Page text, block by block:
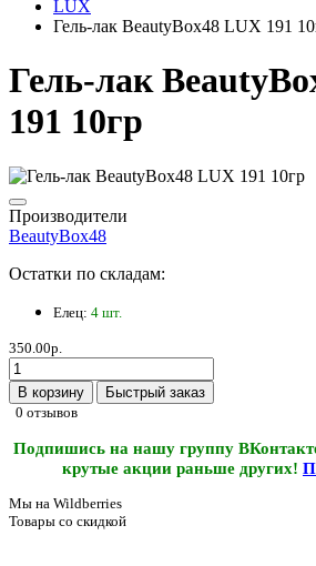
LUX
Гель-лак BeautyBox48 LUX 191
Гель-лак
191 10гр
Производители
BeautyBox48
Остатки по складам:
Елец: 4 шт.
350.00р.
В корзину
Быстрый заказ
0 отзывов
Подпишись на нашу группу
крутые акции раньше других!
Мы на Wildberries
Товары со скидкой